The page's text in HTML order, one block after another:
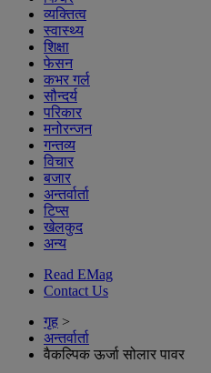
व्यक्तित्व
स्वास्थ्य
शिक्षा
फेसन
कभर गर्ल
सौन्दर्य
परिकार
मनोरन्जन
गन्तव्य
विचार
बजार
अन्तर्वार्ता
टिप्स
खेलकुद
अन्य
Read EMag
Contact Us
गृह >
अन्तर्वार्ता
वैकल्पिक ऊर्जा सोलार पावर